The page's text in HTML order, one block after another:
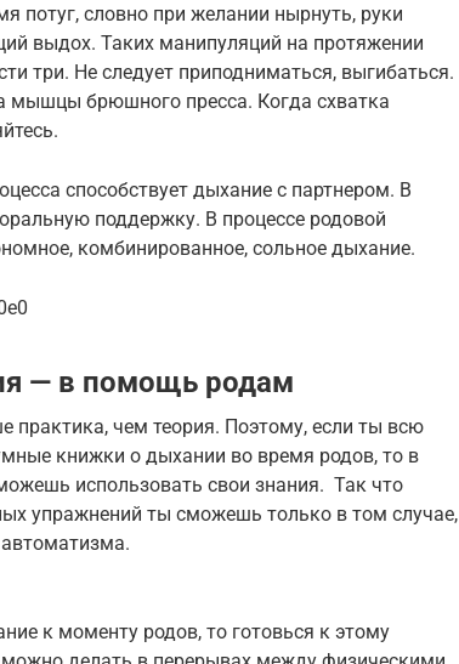
потуг, словно при желании нырнуть, руки
выдох. Таких манипуляций на протяжении
три. Не следует приподниматься, выгибаться.
мышцы брюшного пресса. Когда схватка
способствует дыхание с партнером. В
поддержку. В процессе родовой
комбинированное, сольное дыхание.
— в помощь родам
практика, чем теория. Поэтому, если ты всю
книжки о дыхании во время родов, то в
использовать свои знания. Так что
упражнений ты сможешь только в том случае,
к моменту родов, то готовься к этому